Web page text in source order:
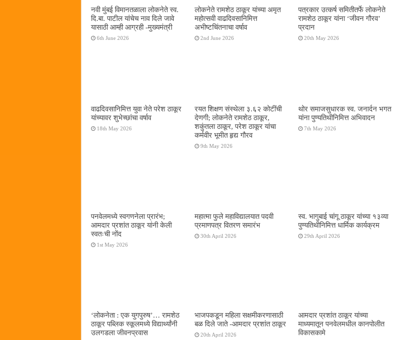
नवी मुंबई विमानतळाला लोकनेते स्व.
दि.बा. पाटील यांचेच नाव दिले जावे
यासाठी आम्ही आग्रही -मुख्यमंत्री
6th June 2026
लोकनेते रामशेठ ठाकूर यांच्या अमृत
महोत्सवी वाढदिवसानिमित्त
अभीष्टचिंतनाचा वर्षाव
2nd June 2026
पत्रकार उत्कर्ष समितीतर्फे लोकनेते
रामशेठ ठाकूर यांना ‌‘जीवन गौरव‌’
प्रदान
20th May 2026
वाढदिवसानिमित्त युवा नेते परेश ठाकूर
यांच्यावर शुभेच्छांचा वर्षाव
18th May 2026
रयत शिक्षण संस्थेला ३.६२ कोटींची
देणगी; लोकनेते रामशेठ ठाकूर,
शकुंतला ठाकूर, परेश ठाकूर यांचा
कर्मवीर भूमीत हृद्य गौरव
9th May 2026
थोर समाजसुधारक स्व. जनार्दन भगत
यांना पुण्यतिथीनिमित्त अभिवादन
7th May 2026
पनवेलमध्ये स्वगणनेला प्रारंभ;
आमदार प्रशांत ठाकूर यांनी केली
स्वतःची नोंद
1st May 2026
महात्मा फुले महाविद्यालयात पदवी
प्रमाणपत्र वितरण समारंभ
30th April 2026
स्व. भागुबाई चांगू ठाकूर यांच्या १३व्या
पुण्यतिथीनिमित्त धार्मिक कार्यक्रम
29th April 2026
‌‘लोकनेता : एक युगपुरुष‌’… रामशेठ
ठाकूर पब्लिक स्कूलमध्ये विद्यार्थ्यांनी
उलगडला जीवनप्रवास
भाजपकडून महिला सक्षमीकरणासाठी
बळ दिले जाते -आमदार प्रशांत ठाकूर
20th April 2026
आमदार प्रशांत ठाकूर यांच्या
माध्यमातून पनवेलमधील कानपोलीत
विकासकामे